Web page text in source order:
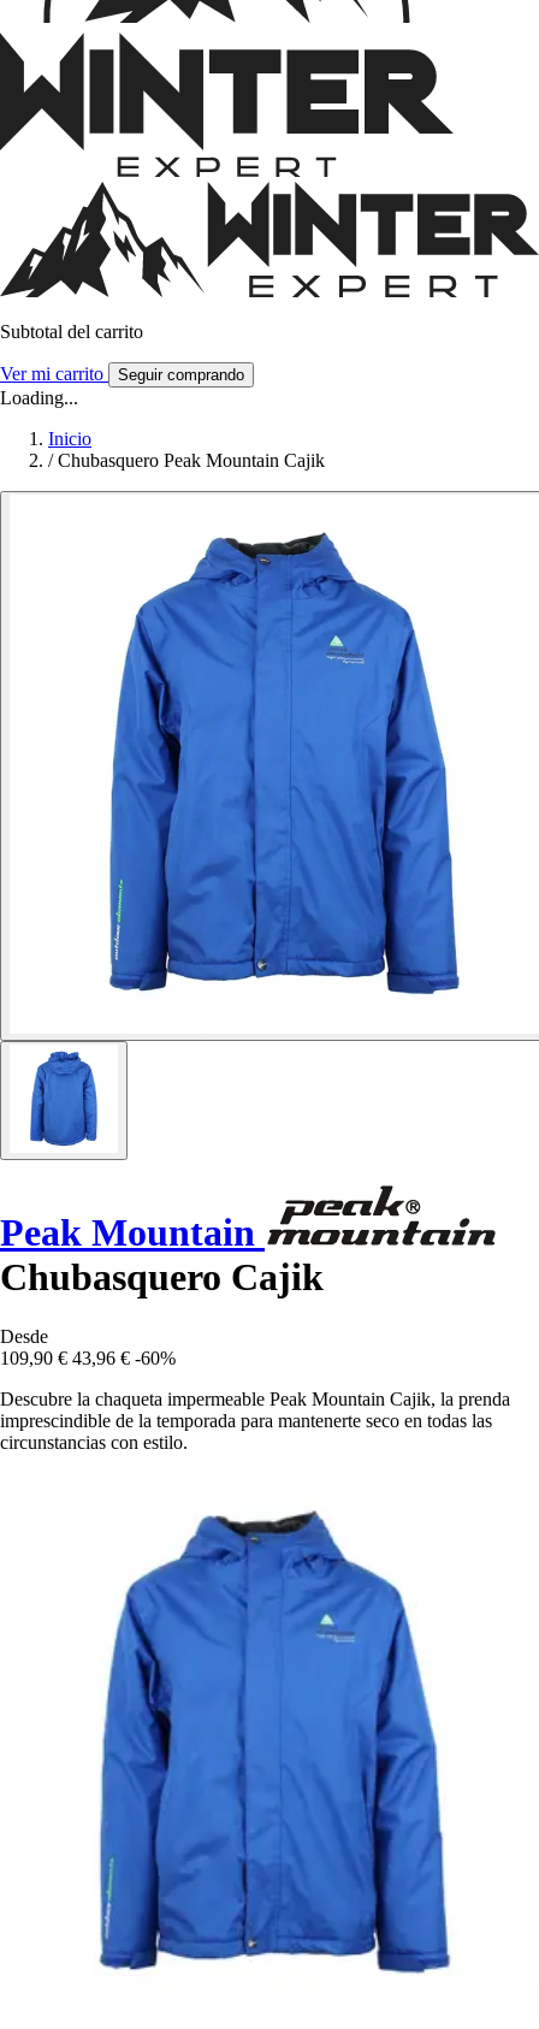
Subtotal del carrito
Ver mi carrito Seguir comprando
Loading...
Inicio
/ Chubasquero Peak Mountain Cajik
Peak Mountain
Chubasquero Cajik
Desde
109,90 € 43,96 € -60%
Descubre la chaqueta impermeable Peak Mountain Cajik, la prenda
imprescindible de la temporada para mantenerte seco en todas las
circunstancias con estilo.